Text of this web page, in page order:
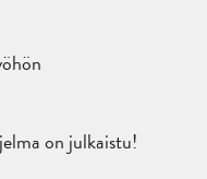
on julkaistu!